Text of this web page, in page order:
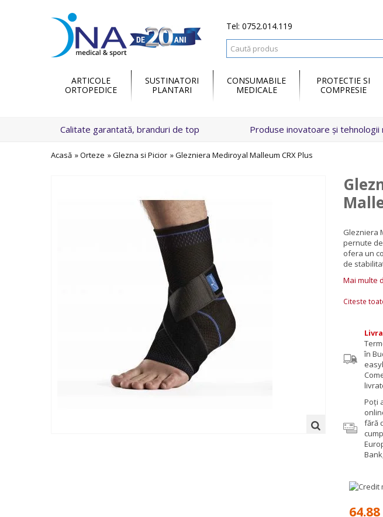
Tel: 0752.014.119
ARTICOLE
ORTOPEDICE
SUSTINATORI
PLANTARI
CONSUMABILE
MEDICALE
PROTECTIE SI
COMPRESIE
Calitate garantată, branduri de top Produse inovatoare și tehnologii
Acasă »Orteze »Glezna si Picior »Glezniera Mediroyal Malleum CRX Plus
Glezniera
pernute
ofera un
de
Mai multe
Citeste
în
Poţi
fără